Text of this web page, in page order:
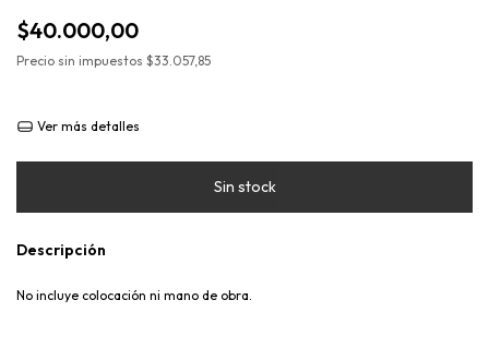
$40.000,00
Precio sin impuestos $33.057,85
Ver más detalles
Descripción
No incluye colocación ni mano de obra.